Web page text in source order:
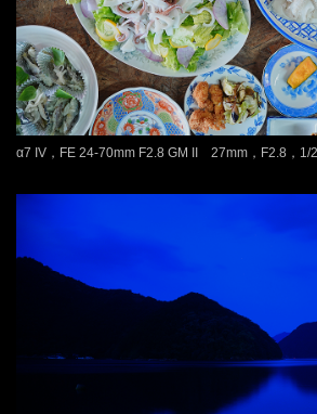
α7 IV，FE 24-70mm F2.8 GM II 27mm，F2.8，1/